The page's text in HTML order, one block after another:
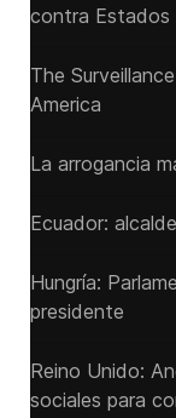
contra Estados
The
America
La arrogancia
Ecuador:
Hungría:
presidente
Reino Unido:
sociales para